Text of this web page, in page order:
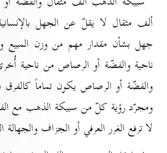
ألف مثقال لا يقلّ عن الجهل
جهل بشأن مقدار مهم من وزن المبيع
ناحية والفضّة أو الرصاص من ناحية
والفضّة أو الرصاص يكون تماماً كالفرق
ومجرّد رؤية كلّ من سبيكة الذهب مع
لا ترفع الغرر العرفي أو الجزاف